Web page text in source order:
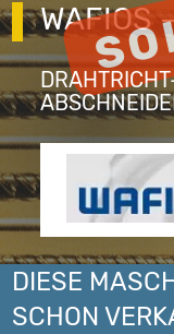
WAFIOS
DIESE
SCHON